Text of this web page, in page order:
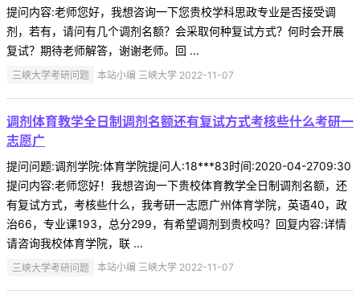
提问内容:老师您好，我想咨询一下您贵校学科思政专业是否接受调
剂，若有，请问有几个调剂名额？会采取何种复试方式？何时会开展
复试？期待老师解答，谢谢老师。回 ...
三峡大学考研问题 本站小编 三峡大学 2022-11-07
调剂体育教学全日制调剂名额还有复试方式考核些什么考研一
志愿广
提问问题:调剂学院:体育学院提问人:18***83时间:2020-04-2709:30
提问内容:老师您好！我想咨询一下贵校体育教学全日制调剂名额，还
有复试方式，考核些什么，我考研一志愿广州体育学院，英语40，政
治66，专业课193，总分299，有希望调剂到贵校吗？回复内容:详情
请咨询我校体育学院，联 ...
三峡大学考研问题 本站小编 三峡大学 2022-11-07